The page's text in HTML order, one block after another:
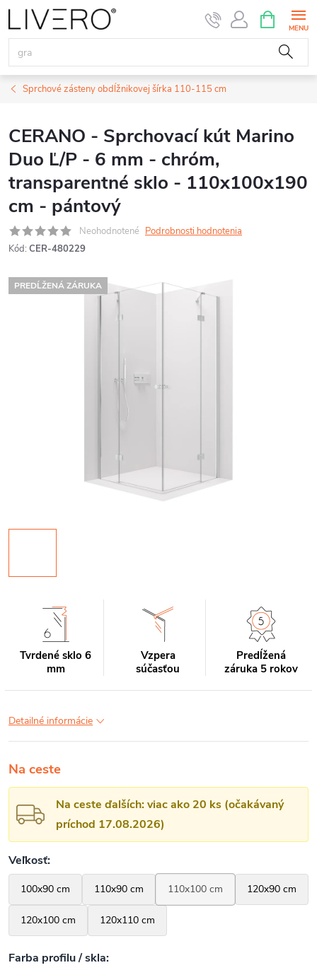
Prejsť
na
obsah
KOŠÍK
Sprchové zásteny obdĺžnikovej šírka 110-115 cm
CERANO - Sprchovací kút Marino
Duo Ľ/P - 6 mm - chróm,
transparentné sklo - 110x100x190
cm - pántový
Neohodnotené Podrobnosti hodnotenia
Kód: CER-480229
PREDĹŽENÁ ZÁRUKA
Tvrdené sklo 6
mm
Vzpera
súčasťou
Predĺžená
záruka 5 rokov
Detailné informácie
Na ceste
Na ceste ďalších: viac ako 20 ks (očakávaný
príchod 17.08.2026)